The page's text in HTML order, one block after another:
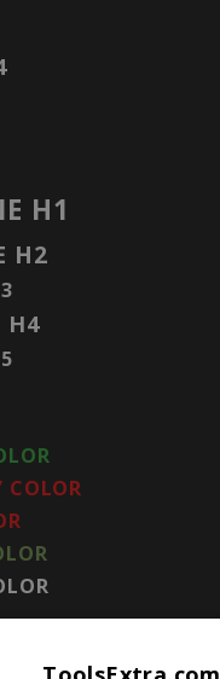
H1
H2
H4
COLOR